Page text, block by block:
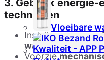
Vloeibare
3. Gebruik
technieken
Installeer een
warmtepompof
Voorzie